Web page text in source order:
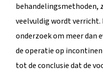
behandelingsmethoden,
veelvuldig wordt verricht.
onderzoek om meer dan
de operatie op
tot de conclusie dat de